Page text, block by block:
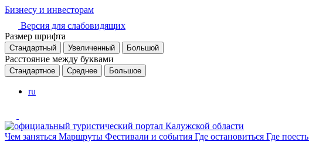
Бизнесу и инвесторам
Версия для слабовидящих
Размер шрифта
Стандартный Увеличенный Большой
Расстояние между буквами
Стандартное Среднее Большое
ru
Чем заняться Маршруты Фестивали и события Где остановиться Где поесть